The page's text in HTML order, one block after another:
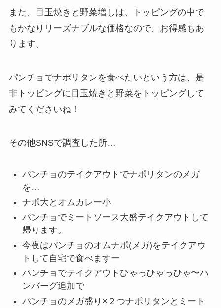
また、目玉焼きと野菜増しは、トッピングの中で
もかなりリーズナブルな価格なので、お得感もあ
ります。
パンチョでナポリタンを食べたいという方は、是
非トッピングに目玉焼きと野菜をトッピングして
みてくださいね！
その他SNSで調査した所…
パンチョのテイクアウトでナポリタンのメガ
を…
ナポ大とオムカレー小
パンチョでミートソース大盛テイクアウトして
帰ります。
今夜はパンチョのオムナポ(メガ)をテイクアウ
トして自宅で食べますー
パンチョでテイクアウトひゃっひゃっひゃ〜ハ
ンバーグ追加で
パンチョのメガ盛り×２つナポリタンとミート